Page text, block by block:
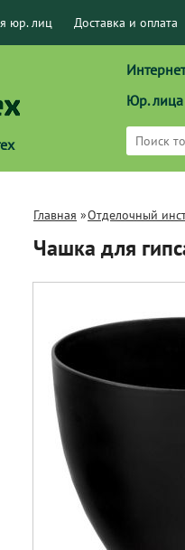
юр. лиц Доставка и оплата
Юр. лица
Главная »Отделочный
Чашка для